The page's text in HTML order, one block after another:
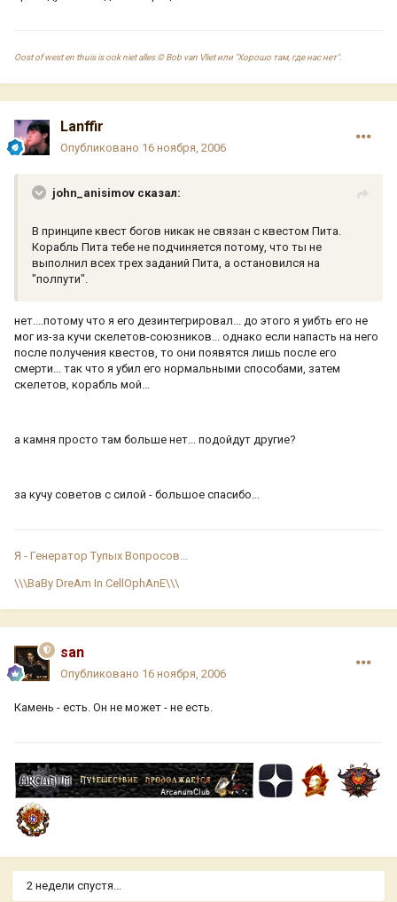
Oost of west en thuis is ook niet alles © Bob van Vliet или "Хорошо там, где нас нет".
Lanffir
Опубликовано 16 ноября, 2006
john_anisimov сказал:
В принципе квест богов никак не связан с квестом Пита.
Корабль Пита тебе не подчиняется потому, что ты не
выполнил всех трех заданий Пита, а остановился на
"полпути".
нет....потому что я его дезинтегрировал... до этого я уибть его не
мог из-за кучи скелетов-союзников... однако если напасть на него
после получения квестов, то они появятся лишь после его
смерти... так что я убил его нормальными способами, затем
скелетов, корабль мой...
а камня просто там больше нет... подойдут другие?
за кучу советов с силой - большое спасибо...
Я - Генератор Тупых Вопросов...
\\\BaBy DreAm In CellOphAnE\\\
san
Опубликовано 16 ноября, 2006
Камень - есть. Он не может - не есть.
2 недели спустя...